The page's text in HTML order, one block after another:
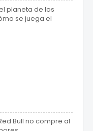
planeta de los
se juega el
Bull no compre al